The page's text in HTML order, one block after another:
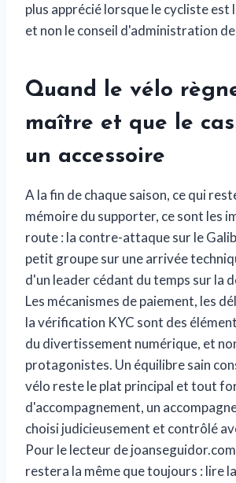
plus apprécié lorsque le cycliste
et non le conseil d'administration
Quand le vélo
maître et que le
un accessoire
A la fin de chaque saison, ce qui
mémoire du supporter, ce sont les
route : la contre-attaque sur le
petit groupe sur une arrivée
d'un leader cédant du temps sur la
Les mécanismes de paiement, les
la vérification KYC sont des
du divertissement numérique, et
protagonistes. Un équilibre sain
vélo reste le plat principal et tout
d'accompagnement, un
choisi judicieusement et contrôlé
Pour le lecteur de
restera la même que toujours : lire